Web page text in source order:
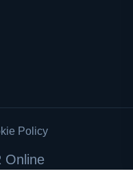
Policy
Online